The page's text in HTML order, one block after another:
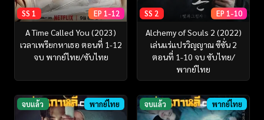
SS 1 EP 1-12
A Time Called You (2023)
เวลาเพรียกหาเธอ ตอนที่ 1-12
จบ พากย์ไทย/ซับไทย
SS 2 EP 1-10
Alchemy of Souls 2 (2022)
เล่นแร่แปรวิญญาณ ซีซั่น 2
ตอนที่ 1-10 จบ ซับไทย/
พากย์ไทย
จบแล้ว พากย์ไทย จบแล้ว พากย์ไทย